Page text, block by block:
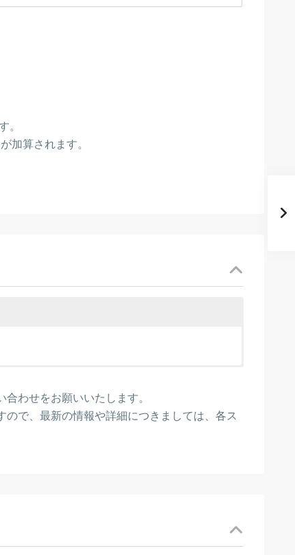
。
加算されます。
わせをお願いいたします。
で、最新の情報や詳細につきましては、各ス